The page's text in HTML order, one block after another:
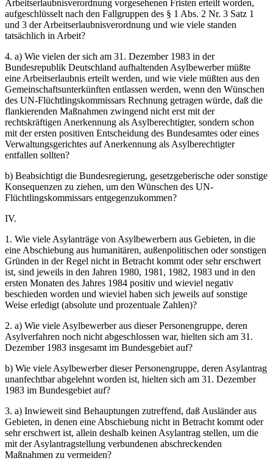
Arbeitserlaubnisverordnung vorgesehenen Fristen erteilt worden,
aufgeschlüsselt nach den Fallgruppen des § 1 Abs. 2 Nr. 3 Satz 1
und 3 der Arbeitserlaubnisverordnung und wie viele standen
tatsächlich in Arbeit?
4. a) Wie vielen der sich am 31. Dezember 1983 in der
Bundesrepublik Deutschland aufhaltenden Asylbewerber müßte
eine Arbeitserlaubnis erteilt werden, und wie viele müßten aus den
Gemeinschaftsunterkünften entlassen werden, wenn den Wünschen
des UN-Flüchtlingskommissars Rechnung getragen würde, daß die
flankierenden Maßnahmen zwingend nicht erst mit der
rechtskräftigen Anerkennung als Asylberechtigter, sondern schon
mit der ersten positiven Entscheidung des Bundesamtes oder eines
Verwaltungsgerichtes auf Anerkennung als Asylberechtigter
entfallen sollten?
b) Beabsichtigt die Bundesregierung, gesetzgeberische oder sonstige
Konsequenzen zu ziehen, um den Wünschen des UN-
Flüchtlingskommissars entgegenzukommen?
IV.
1. Wie viele Asylanträge von Asylbewerbern aus Gebieten, in die
eine Abschiebung aus humanitären, außenpolitischen oder sonstigen
Gründen in der Regel nicht in Betracht kommt oder sehr erschwert
ist, sind jeweils in den Jahren 1980, 1981, 1982, 1983 und in den
ersten Monaten des Jahres 1984 positiv und wieviel negativ
beschieden worden und wieviel haben sich jeweils auf sonstige
Weise erledigt (absolute und prozentuale Zahlen)?
2. a) Wie viele Asylbewerber aus dieser Personengruppe, deren
Asylverfahren noch nicht abgeschlossen war, hielten sich am 31.
Dezember 1983 insgesamt im Bundesgebiet auf?
b) Wie viele Asylbewerber dieser Personengruppe, deren Asylantrag
unanfechtbar abgelehnt worden ist, hielten sich am 31. Dezember
1983 im Bundesgebiet auf?
3. a) Inwieweit sind Behauptungen zutreffend, daß Ausländer aus
Gebieten, in denen eine Abschiebung nicht in Betracht kommt oder
sehr erschwert ist, allein deshalb keinen Asylantrag stellen, um die
mit der Asylantragstellung verbundenen abschreckenden
Maßnahmen zu vermeiden?